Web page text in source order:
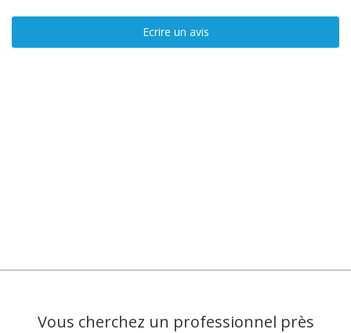
Ecrire un avis
Vous cherchez un professionnel près